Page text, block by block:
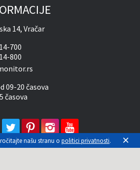
14, Vračar
700
800
09-20 časova
časova
twitter pinterestinstagramyoutube
našu stranu o politici privatnosti. ×